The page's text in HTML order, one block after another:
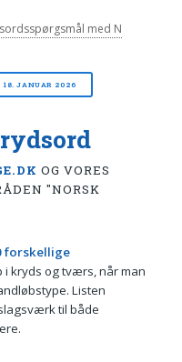
med N
18. JANUAR 2026
OG VORES
"NORSK
forskellige
i kryds og tværs, når man
Listen
til både